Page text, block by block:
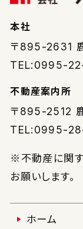
本社
〒895-2631
TEL:0995-
不動産案内所
〒895-2512
TEL:0995-
※不動産に関
お願いします。
ホーム